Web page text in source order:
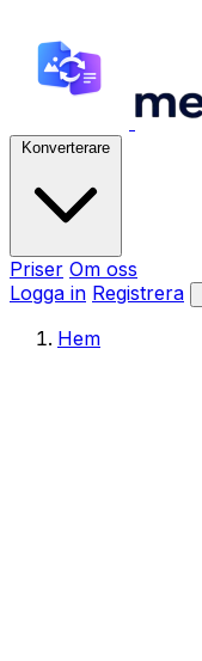
Konverterare
Priser Om oss
Logga in Registrera
Hem